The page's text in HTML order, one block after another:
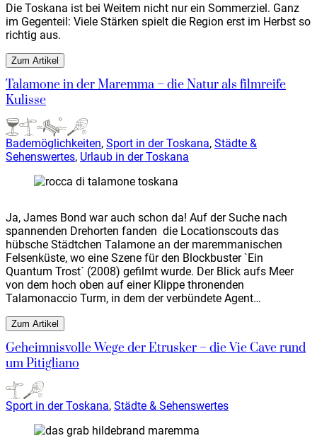
Die Toskana ist bei Weitem nicht nur ein Sommerziel. Ganz
im Gegenteil: Viele Stärken spielt die Region erst im Herbst so
richtig aus.
Zum Artikel
Talamone in der Maremma – die Natur als filmreife
Kulisse
Bademöglichkeiten, Sport in der Toskana, Städte &
Sehenswertes, Urlaub in der Toskana
Ja, James Bond war auch schon da! Auf der Suche nach
spannenden Drehorten fanden die Locationscouts das
hübsche Städtchen Talamone an der maremmanischen
Felsenküste, wo eine Szene für den Blockbuster `Ein
Quantum Trost´ (2008) gefilmt wurde. Der Blick aufs Meer
von dem hoch oben auf einer Klippe thronenden
Talamonaccio Turm, in dem der verbündete Agent…
Zum Artikel
Geheimnisvolle Wege der Etrusker – die Vie Cave rund
um Pitigliano
Sport in der Toskana, Städte & Sehenswertes